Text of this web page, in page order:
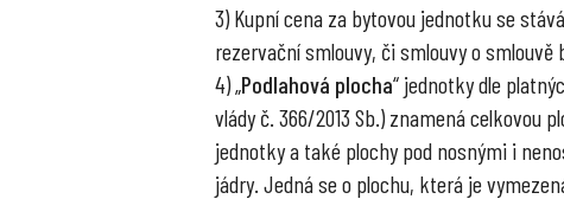
3) Kupní cena za bytovou jednotku se
rezervační smlouvy, či smlouvy o smlouvě
4) „Podlahová plocha“ jednotky dle
vlády č. 366/2013 Sb.) znamená celkovou
jednotky a také plochy pod nosnými i
jádry. Jedná se o plochu, která je